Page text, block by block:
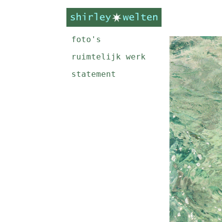
foto's
ruimtelijk werk
statement